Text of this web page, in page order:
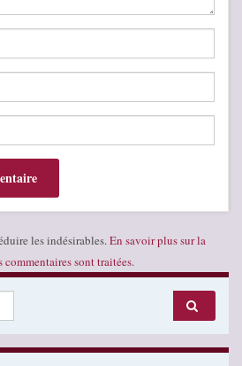
les indésirables. En savoir plus sur la
sont traitées.